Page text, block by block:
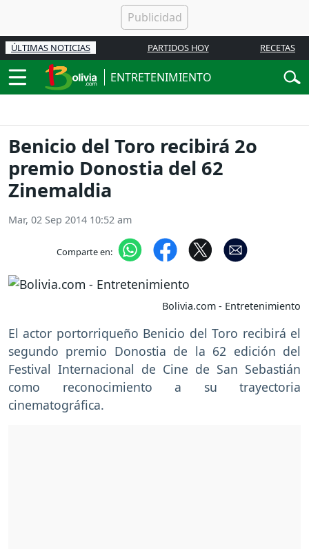
ÚLTIMAS NOTICIAS PARTIDOS HOY RECETAS
ENTRETENIMIENTO
Benicio del Toro recibirá 2o
premio Donostia del 62
Zinemaldia
Mar, 02 Sep 2014 10:52 am
Comparte en:
Bolivia.com - Entretenimiento
El actor portorriqueño Benicio del Toro recibirá el
segundo premio Donostia de la 62 edición del
Festival Internacional de Cine de San Sebastián
como reconocimiento a su trayectoria
cinematográfica.